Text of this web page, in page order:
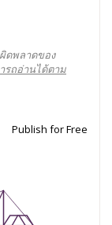
ดพลาดของ
รถอ่านได้ตาม
Publish for Free